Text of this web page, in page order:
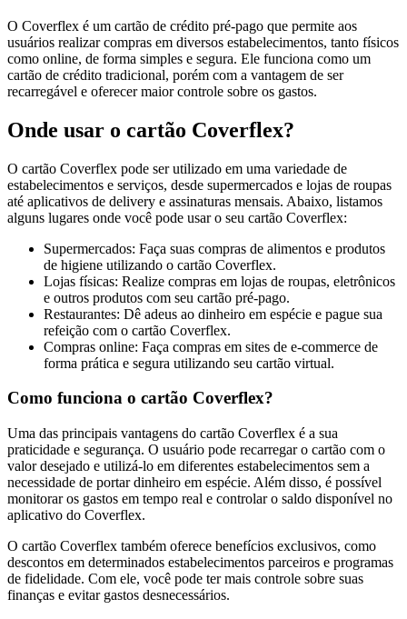
O Coverflex é um cartão de crédito pré-pago que permite aos
usuários realizar compras em diversos estabelecimentos, tanto físicos
como online, de forma simples e segura. Ele funciona como um
cartão de crédito tradicional, porém com a vantagem de ser
recarregável e oferecer maior controle sobre os gastos.
Onde usar o cartão Coverflex?
O cartão Coverflex pode ser utilizado em uma variedade de
estabelecimentos e serviços, desde supermercados e lojas de roupas
até aplicativos de delivery e assinaturas mensais. Abaixo, listamos
alguns lugares onde você pode usar o seu cartão Coverflex:
Supermercados: Faça suas compras de alimentos e produtos
de higiene utilizando o cartão Coverflex.
Lojas físicas: Realize compras em lojas de roupas, eletrônicos
e outros produtos com seu cartão pré-pago.
Restaurantes: Dê adeus ao dinheiro em espécie e pague sua
refeição com o cartão Coverflex.
Compras online: Faça compras em sites de e-commerce de
forma prática e segura utilizando seu cartão virtual.
Como funciona o cartão Coverflex?
Uma das principais vantagens do cartão Coverflex é a sua
praticidade e segurança. O usuário pode recarregar o cartão com o
valor desejado e utilizá-lo em diferentes estabelecimentos sem a
necessidade de portar dinheiro em espécie. Além disso, é possível
monitorar os gastos em tempo real e controlar o saldo disponível no
aplicativo do Coverflex.
O cartão Coverflex também oferece benefícios exclusivos, como
descontos em determinados estabelecimentos parceiros e programas
de fidelidade. Com ele, você pode ter mais controle sobre suas
finanças e evitar gastos desnecessários.